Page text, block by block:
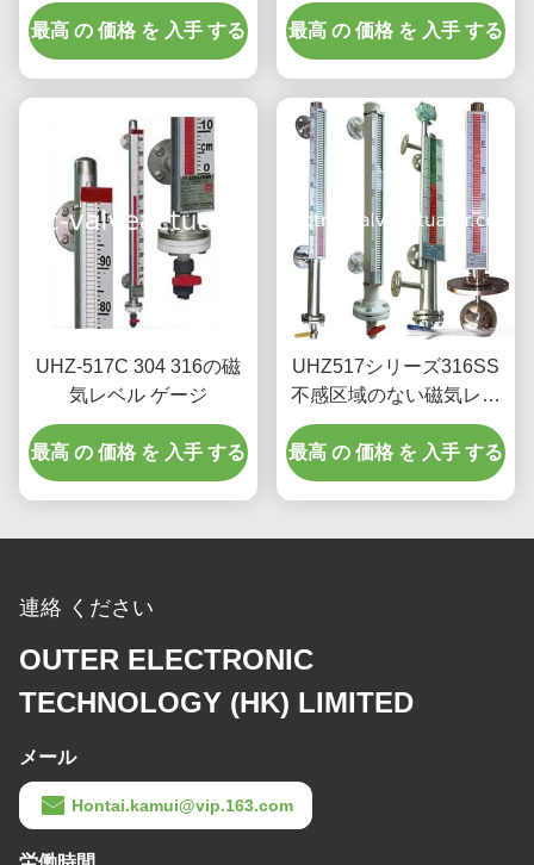
負荷 500Ω
最高 の 価格 を 入手 する 最高 の 価格 を 入手 する
UHZ-517C 304 316の磁
気レベル ゲージ
最高 の 価格 を 入手 する
UHZ517シリーズ316SS
不感区域のない磁気レベ
ルゲージのAnti-Corrosion
タイプ
最高 の 価格 を 入手 する
連絡 ください
OUTER ELECTRONIC
TECHNOLOGY (HK) LIMITED
メール
Hontai.kamui@vip.163.com